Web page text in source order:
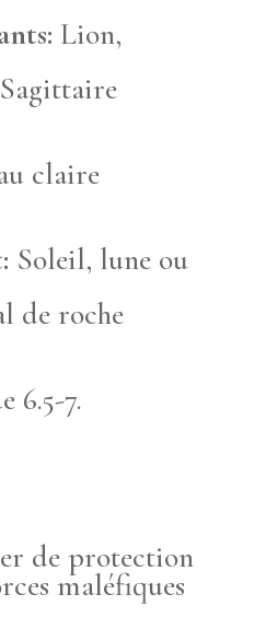
Lion,
claire
Soleil, lune ou
de roche
6.5-7.
de protection
maléfiques